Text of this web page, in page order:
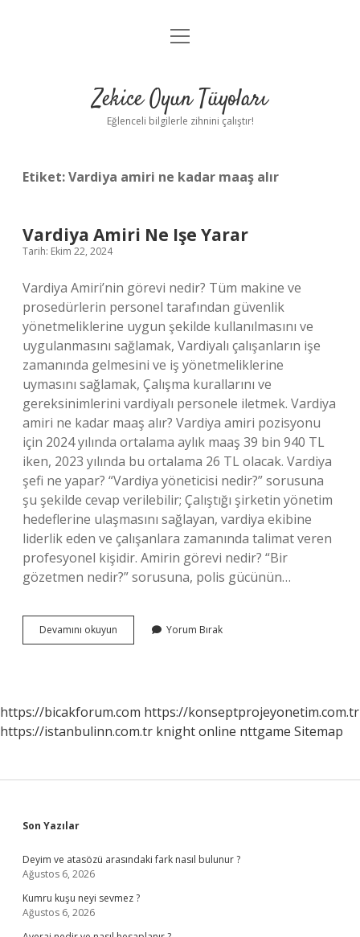
Anasayfa
Yasal Uyarı
menüyü
Zekice Oyun Tüyoları
Eğlenceli bilgilerle zihnini çalıştır!
Etiket:Vardiya amiri ne kadar maaş alır
Vardiya Amiri Ne Işe Yarar
Tarih: Ekim 22, 2024
Vardiya Amiri’nin görevi nedir? Tüm makine ve
prosedürlerin personel tarafından güvenlik
yönetmeliklerine uygun şekilde kullanılmasını ve
uygulanmasını sağlamak, Vardiyalı çalışanların işe
zamanında gelmesini ve iş yönetmeliklerine
uymasını sağlamak, Çalışma kurallarını ve
gereksinimlerini vardiyalı personele iletmek. Vardiya
amiri ne kadar maaş alır? Vardiya amiri pozisyonu
için 2024 yılında ortalama aylık maaş 39 bin 940 TL
iken, 2023 yılında bu ortalama 26 TL olacak. Vardiya
şefi ne yapar? “Vardiya yöneticisi nedir?” sorusuna
şu şekilde cevap verilebilir; Çalıştığı şirketin yönetim
hedeflerine ulaşmasını sağlayan, vardiya ekibine
liderlik eden ve çalışanlara zamanında talimat veren
profesyonel kişidir. Amirin görevi nedir? “Bir
gözetmen nedir?” sorusuna, polis gücünün…
Devamını okuyun
Amiri
Yorum Bırak
https://bicakforum.com https://konseptprojeyonetim.com.tr
https://istanbulinn.com.tr knight online nttgame Sitemap
Sidebar
Son Yazılar
Deyim ve atasözü arasındaki fark nasıl bulunur ?
Ağustos 6, 2026
Kumru kuşu neyi sevmez ?
Ağustos 6, 2026